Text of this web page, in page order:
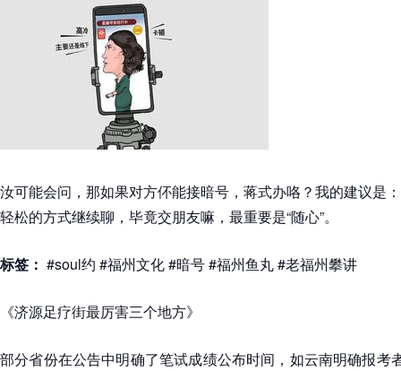
汝可能会问，那如果对方伓能接暗号，蒋式办咯？我的建议是
轻松的方式继续聊，毕竟交朋友嘛，最重要是“随心”。
标签： #soul约 #福州文化 #暗号 #福州鱼丸 #老福州攀讲
《济源足疗街最厉害三个地方》
部分省份在公告中明确了笔试成绩公布时间，如云南明确报考